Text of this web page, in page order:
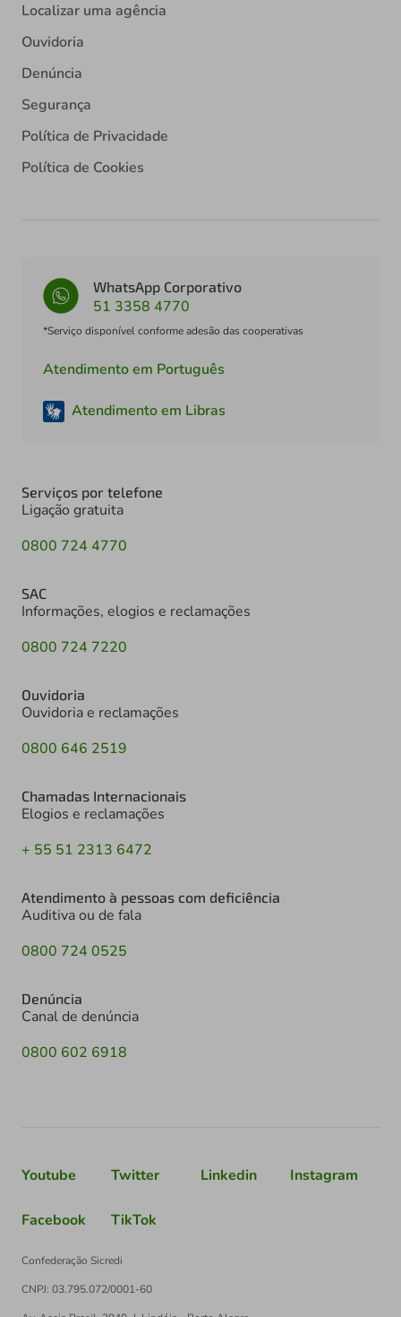
Localizar uma agência
Ouvidoria
Denúncia
Segurança
Política de Privacidade
Política de Cookies
WhatsApp Corporativo
51 3358 4770
*Serviço disponível conforme adesão das cooperativas
Atendimento em Português
Atendimento em Libras
Serviços por telefone
Ligação gratuita
0800 724 4770
SAC
Informações, elogios e reclamações
0800 724 7220
Ouvidoria
Ouvidoria e reclamações
0800 646 2519
Chamadas Internacionais
Elogios e reclamações
+ 55 51 2313 6472
Atendimento à pessoas com deficiência
Auditiva ou de fala
0800 724 0525
Denúncia
Canal de denúncia
0800 602 6918
Youtube Twitter Linkedin Instagram
Facebook TikTok
Confederação Sicredi
CNPJ: 03.795.072/0001-60